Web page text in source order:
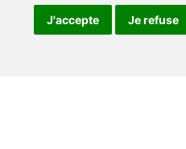
J'accepte Je refuse